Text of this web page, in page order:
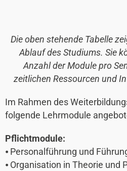
Die oben stehende Tabelle
Ablauf des Studiums. Sie
Anzahl der Module pro
zeitlichen Ressourcen und
Im Rahmen des
folgende Lehrmodule
Pflichtmodule:
⦁ Personalführung und
⦁ Organisation in Theorie und